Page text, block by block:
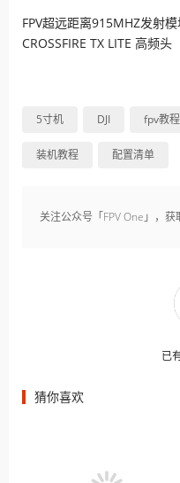
FPV超远距离915MHZ发射
CROSSFIRE TX LITE 高频头
5寸机 DJI fpv教程
装机教程 配置清单
关注公众号「FPV One」，
已
猜你喜欢